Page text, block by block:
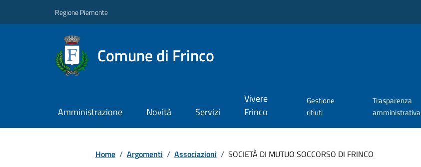
Regione Piemonte
Comune di Frinco
Amministrazione Novità Servizi
Vivere
Frinco
Gestione
rifiuti
Trasparenza
amministrativa
Home / Argomenti / Associazioni / SOCIETÀ DI MUTUO SOCCORSO DI FRINCO